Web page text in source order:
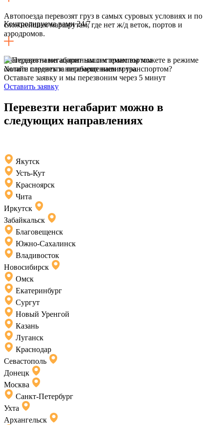
Автопоезда перевозят груз в самых суровых условиях и по
сложнейшим маршрутам, где нет ж/д веток, портов и
аэродромов.
Контролируема вами 24/7
Благодаря навигационным системам вы можете в режиме
онлайн следить за перемещением груза.
Хотите перевезти негабарит нашим транспортом?
Оставьте заявку и мы перезвоним через 5 минут
Оставить заявку
Перевезти негабарит можно в
следующих направлениях
Якутск
Усть-Кут
Красноярск
Чита
Иркутск
Забайкальск
Благовещенск
Южно-Сахалинск
Владивосток
Новосибирск
Омск
Екатеринбург
Сургут
Новый Уренгой
Казань
Луганск
Краснодар
Севастополь
Донецк
Москва
Санкт-Петербург
Ухта
Архангельск